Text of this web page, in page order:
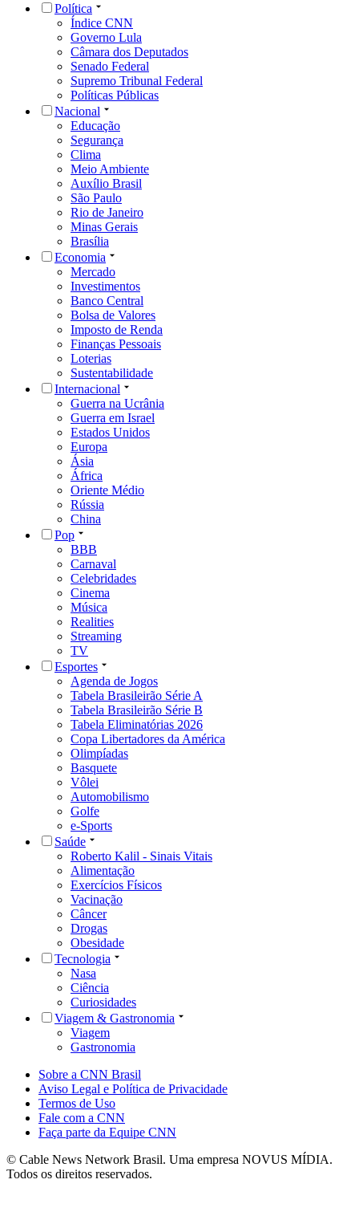
Política
Índice CNN
Governo Lula
Câmara dos Deputados
Senado Federal
Supremo Tribunal Federal
Políticas Públicas
Nacional
Educação
Segurança
Clima
Meio Ambiente
Auxílio Brasil
São Paulo
Rio de Janeiro
Minas Gerais
Brasília
Economia
Mercado
Investimentos
Banco Central
Bolsa de Valores
Imposto de Renda
Finanças Pessoais
Loterias
Sustentabilidade
Internacional
Guerra na Ucrânia
Guerra em Israel
Estados Unidos
Europa
Ásia
África
Oriente Médio
Rússia
China
Pop
BBB
Carnaval
Celebridades
Cinema
Música
Realities
Streaming
TV
Esportes
Agenda de Jogos
Tabela Brasileirão Série A
Tabela Brasileirão Série B
Tabela Eliminatórias 2026
Copa Libertadores da América
Olimpíadas
Basquete
Vôlei
Automobilismo
Golfe
e-Sports
Saúde
Roberto Kalil - Sinais Vitais
Alimentação
Exercícios Físicos
Vacinação
Câncer
Drogas
Obesidade
Tecnologia
Nasa
Ciência
Curiosidades
Viagem & Gastronomia
Viagem
Gastronomia
Sobre a CNN Brasil
Aviso Legal e Política de Privacidade
Termos de Uso
Fale com a CNN
Faça parte da Equipe CNN
© Cable News Network Brasil. Uma empresa NOVUS MÍDIA.
Todos os direitos reservados.